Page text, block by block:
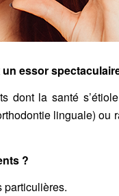
un essor
dont la santé
linguale)
?
particulières.